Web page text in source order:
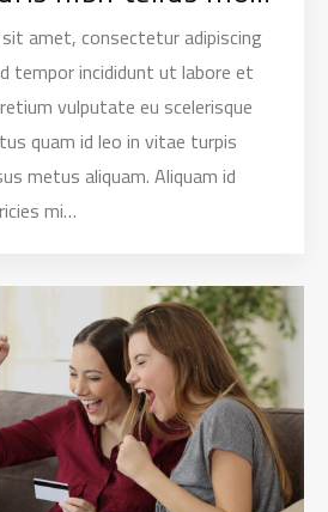
amet, consectetur adipiscing
tempor incididunt ut labore et
vulputate eu scelerisque
quam id leo in vitae turpis
metus aliquam. Aliquam id
mi…